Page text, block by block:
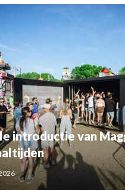
introductie van